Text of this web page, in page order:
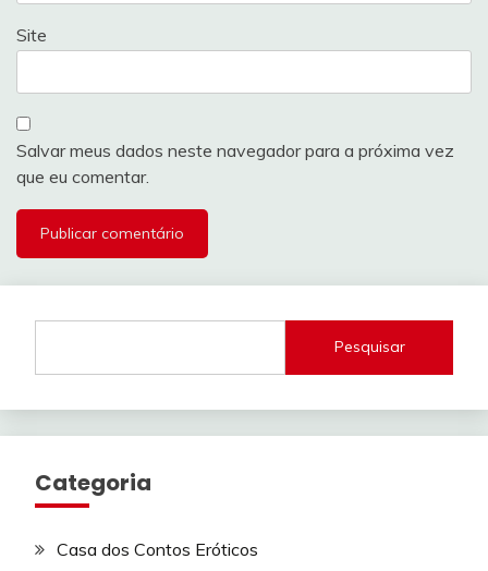
Site
Salvar meus dados neste navegador para a próxima vez
que eu comentar.
Pesquisar
Categoria
Casa dos Contos Eróticos